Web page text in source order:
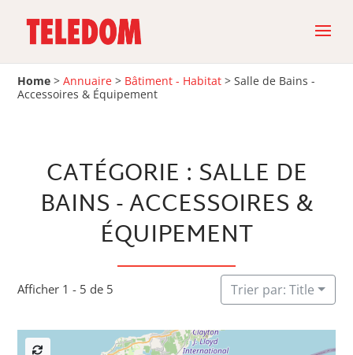
Home >Annuaire > Bâtiment - Habitat >Salle de Bains -
Accessoires & Équipement
CATÉGORIE : SALLE DE
BAINS - ACCESSOIRES &
ÉQUIPEMENT
Afficher 1 - 5 de 5 Trier par: Title